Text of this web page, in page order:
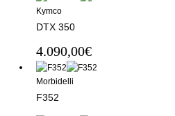
Kymco
DTX 350
4.090,00€
Morbidelli
F352